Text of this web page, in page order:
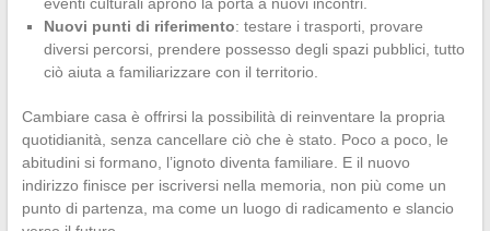
Nuovi punti di riferimento: testare i trasporti, provare
diversi percorsi, prendere possesso degli spazi pubblici, tutto
ciò aiuta a familiarizzare con il territorio.
Cambiare casa è offrirsi la possibilità di reinventare la propria
quotidianità, senza cancellare ciò che è stato. Poco a poco, le
abitudini si formano, l’ignoto diventa familiare. E il nuovo
indirizzo finisce per iscriversi nella memoria, non più come un
punto di partenza, ma come un luogo di radicamento e slancio